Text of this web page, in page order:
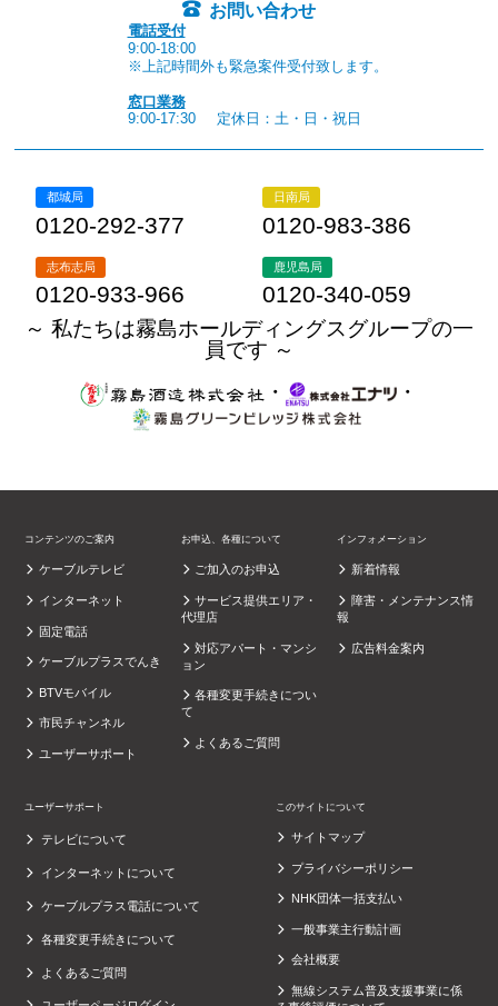
お問い合わせ
電話受付
9:00-18:00
※上記時間外も緊急案件受付致します。
窓口業務
9:00-17:30
定休日：土・日・祝日
都城局
0120-292-377
日南局
0120-983-386
志布志局
0120-933-966
鹿児島局
0120-340-059
～ 私たちは霧島ホールディングスグループの一
員です ～
・
・
コンテンツのご案内
ケーブルテレビ
インターネット
固定電話
ケーブルプラスでんき
BTVモバイル
市民チャンネル
ユーザーサポート
お申込、各種について
ご加入のお申込
サービス提供エリア・
代理店
対応アパート・マンシ
ョン
各種変更手続きについ
て
よくあるご質問
インフォメーション
新着情報
障害・メンテナンス情
報
広告料金案内
ユーザーサポート
テレビについて
インターネットについて
ケーブルプラス電話について
各種変更手続きについて
よくあるご質問
このサイトについて
サイトマップ
プライバシーポリシー
NHK団体一括支払い
一般事業主行動計画
会社概要
無線システム普及支援事業に係